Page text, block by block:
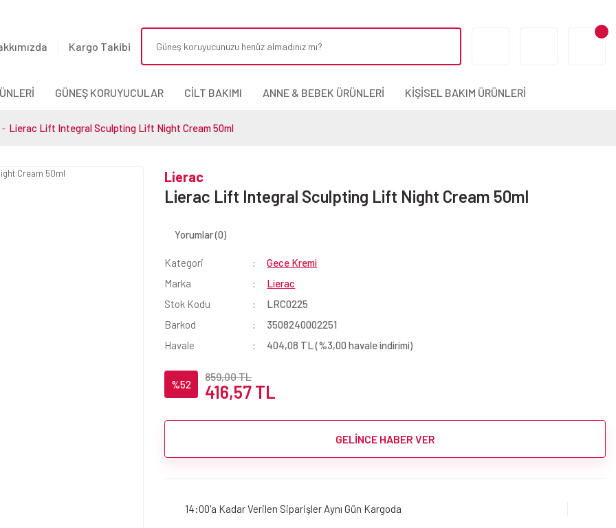
Kargo Takibi
GÜNEŞ KORUYUCULAR CİLT BAKIMI ANNE & BEBEK ÜRÜNLERİ KİŞİSEL BAKIM ÜRÜNLERİ
Lierac Lift Integral Sculpting Lift Night Cream 50ml
Lierac
Lierac Lift Integral Sculpting Lift Night Cream 50ml
Yorumlar (0)
Kategori
Gece Kremi
Marka
Lierac
Stok Kodu
LRC0225
Barkod
3508240002251
Havale
404,08 TL (%3,00 havale indirimi)
%52
859,00 TL
416,57 TL
GELİNCE HABER VER
14:00'a Kadar Verilen Siparişler Aynı Gün Kargoda